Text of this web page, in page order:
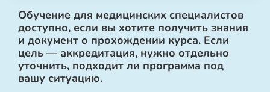
Обучение для медицинских специалистов
доступно, если вы хотите получить знания
и документ о прохождении курса. Если
цель — аккредитация, нужно отдельно
уточнить, подходит ли программа под
вашу ситуацию.